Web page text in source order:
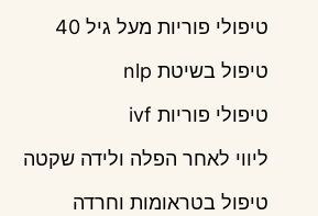
טיפולי פוריות מעל גיל 40
טיפול בשיטת nlp
טיפולי פוריות ivf
ליווי לאחר הפלה ולידה שקטה
טיפול בטראומות וחרדה